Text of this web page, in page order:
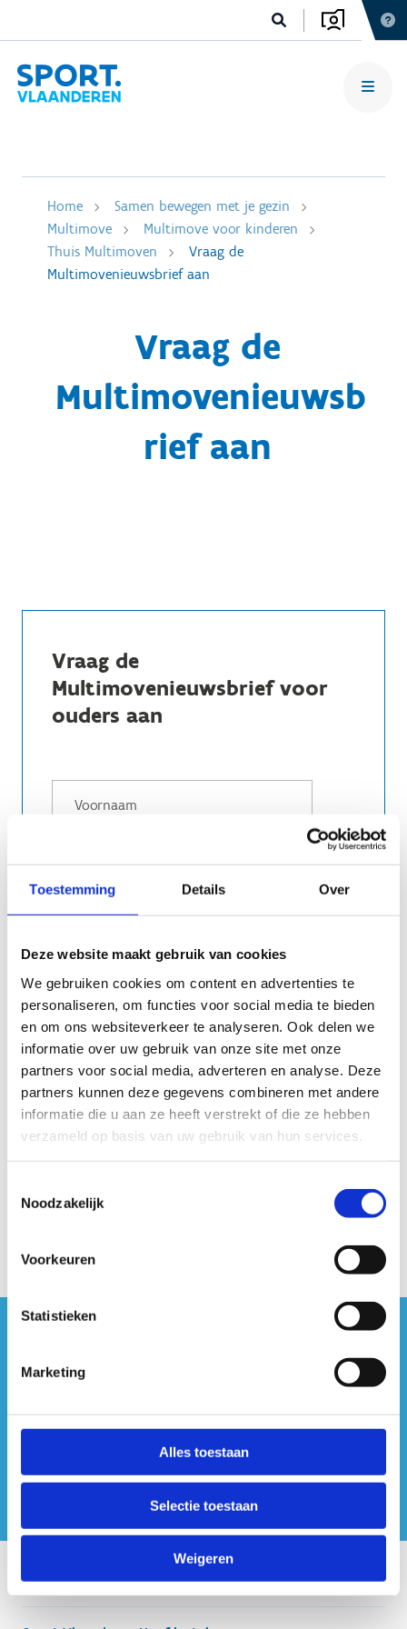
Toestemming Details Over
Deze website maakt gebruik van cookies
We gebruiken cookies om content en advertenties te
personaliseren, om functies voor social media te bieden
en om ons websiteverkeer te analyseren. Ook delen we
informatie over uw gebruik van onze site met onze
partners voor social media, adverteren en analyse. Deze
partners kunnen deze gegevens combineren met andere
informatie die u aan ze heeft verstrekt of die ze hebben
verzameld op basis van uw gebruik van hun services.
Noodzakelijk
Voorkeuren
Statistieken
Marketing
Alles toestaan
Selectie toestaan
Weigeren
Home
Samen bewegen met je gezin
Multimove
Multimove voor kinderen
Thuis Multimoven
Vraag de
Multimovenieuwsbrief aan
Vraag de
Multimovenieuwsb
rief aan
Vraag de
Multimovenieuwsbrief voor
ouders aan
Vul hier je naam in
Vul hier je e-mailadres in
#sportersbelevenmeer
Onze centra